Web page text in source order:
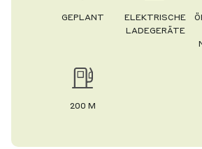
GEPLANT
ELEKTRISCHE
LADEGERÄTE
200 M